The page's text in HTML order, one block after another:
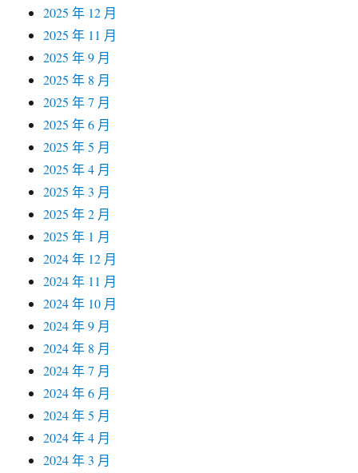
2025 年 12 月
2025 年 11 月
2025 年 9 月
2025 年 8 月
2025 年 7 月
2025 年 6 月
2025 年 5 月
2025 年 4 月
2025 年 3 月
2025 年 2 月
2025 年 1 月
2024 年 12 月
2024 年 11 月
2024 年 10 月
2024 年 9 月
2024 年 8 月
2024 年 7 月
2024 年 6 月
2024 年 5 月
2024 年 4 月
2024 年 3 月